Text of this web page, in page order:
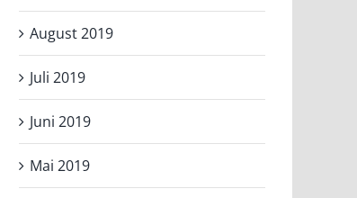
August 2019
Juli 2019
Juni 2019
Mai 2019